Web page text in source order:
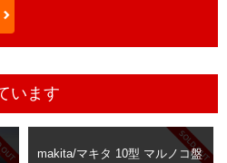
います
makita/マキタ 10型 マルノコ盤